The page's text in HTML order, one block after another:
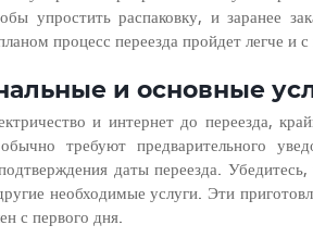
упростить распаковку, и заранее
процесс переезда пройдет легче и
и основные
и интернет до переезда,
требуют предварительного
даты переезда.
необходимые услуги. Эти
с первого дня.